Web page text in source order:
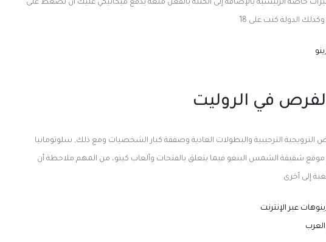
خاصة الرئيسية بالإضافة إلى الكتلة بالفعل متعة يدفع ميكانيكي عليك ان تضغط على
الدولة كنت على 18
في الروليت
الترحيبية والبطولات العادية وصفقة كبار الشخصيات ومع ذلك, سلوتومانيا
شقيقة الشمس البنغو فيما يتعلق بالفتحات وألعاب كينو، من المهم ملاحظة أن
إلى أخرى
عبر الإنترنت
العرب